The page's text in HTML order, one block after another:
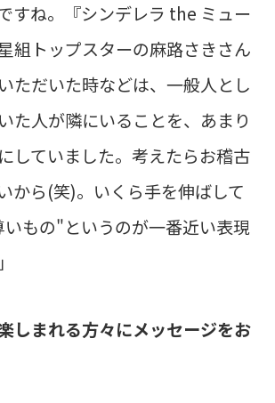
すね。『シンデレラ the ミュー
組トップスターの麻路さきさん
ただいた時などは、一般人とし
た人が隣にいることを、あまり
していました。考えたらお稽古
から(笑)。いくら手を伸ばして
もの"というのが一番近い表現
楽しまれる方々にメッセージをお